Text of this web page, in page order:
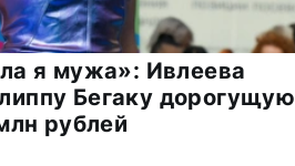
я мужа»: Ивлеева
Бегаку дорогущую
рублей